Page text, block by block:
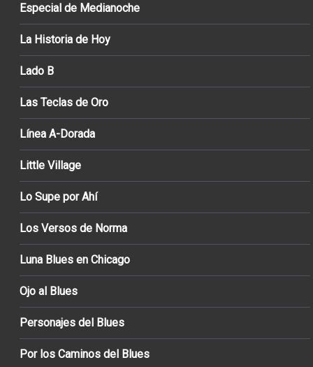
Especial de Medianoche
La Historia de Hoy
Lado B
Las Teclas de Oro
Línea A-Dorada
Little Village
Lo Supe por Ahí
Los Versos de Norma
Luna Blues en Chicago
Ojo al Blues
Personajes del Blues
Por los Caminos del Blues